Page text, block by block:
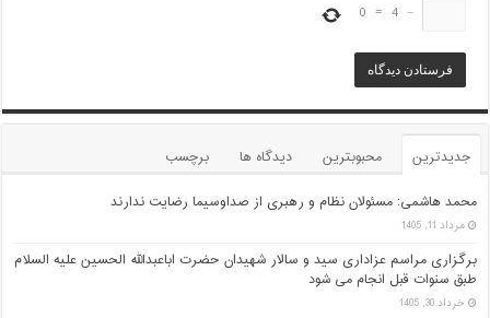
−
4
=
0
جدیدترین محبوبترین دیدگاه ها برچسب
محمد هاشمی: مسئولان نظام و رهبری از صداوسیما رضایت ندارند
مرداد 11, 1405
برگزاری مراسم عزاداری سید و سالار شهیدان حضرت اباعبدالله الحسین علیه السلام
طبق سنوات قبل انجام می شود
خرداد 30, 1405